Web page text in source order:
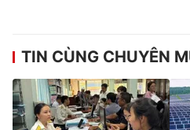
TIN CÙNG CHUYÊN